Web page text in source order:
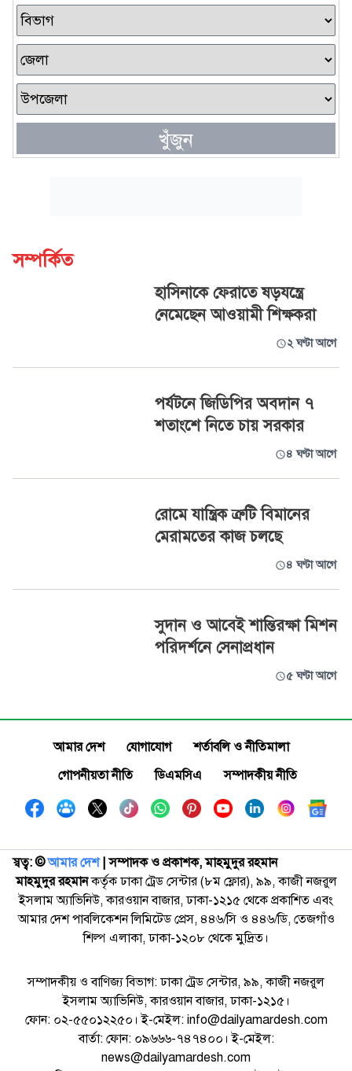
খুঁজুন
সম্পর্কিত
হাসিনাকে ফেরাতে ষড়যন্ত্রে
নেমেছেন আওয়ামী শিক্ষকরা
২ ঘণ্টা আগে
পর্যটনে জিডিপির অবদান ৭
শতাংশে নিতে চায় সরকার
৪ ঘণ্টা আগে
রোমে যান্ত্রিক ত্রুটি বিমানের
মেরামতের কাজ চলছে
৪ ঘণ্টা আগে
সুদান ও আবেই শান্তিরক্ষা মিশন
পরিদর্শনে সেনাপ্রধান
৫ ঘণ্টা আগে
আমার দেশ যোগাযোগ
শর্তাবলি ও নীতিমালা
গোপনীয়তা নীতি
ডিএমসিএ সম্পাদকীয় নীতি
স্বত্ব: ©️আমার দেশ| সম্পাদক ও প্রকাশক, মাহমুদুর রহমান
মাহমুদুর রহমানকর্তৃক ঢাকা ট্রেড সেন্টার (৮ম ফ্লোর), ৯৯, কাজী নজরুল
ইসলাম অ্যাভিনিউ, কারওয়ান বাজার, ঢাকা-১২১৫ থেকে প্রকাশিত এবং
আমার দেশ পাবলিকেশন লিমিটেড প্রেস, ৪৪৬/সি ও ৪৪৬/ডি, তেজগাঁও
শিল্প এলাকা, ঢাকা-১২০৮ থেকে মুদ্রিত।
সম্পাদকীয় ও বাণিজ্য বিভাগ: ঢাকা ট্রেড সেন্টার, ৯৯, কাজী নজরুল
ইসলাম অ্যাভিনিউ, কারওয়ান বাজার, ঢাকা-১২১৫।
ফোন: ০২-৫৫০১২২৫০। ই-মেইল: info@dailyamardesh.com
বার্তা: ফোন: ০৯৬৬৬-৭৪৭৪০০। ই-মেইল:
news@dailyamardesh.com